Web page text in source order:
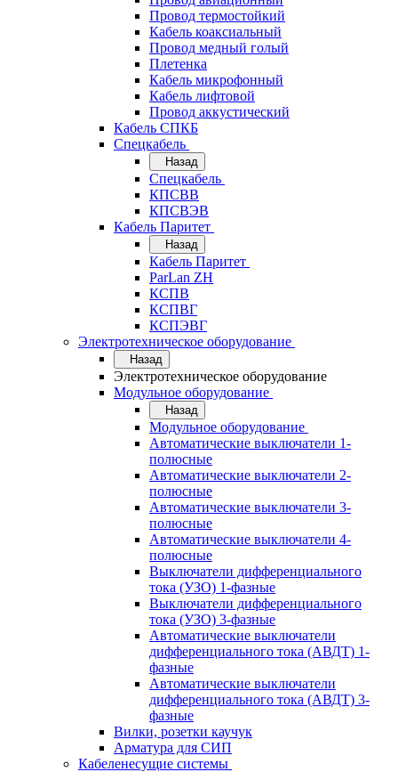
Провод термостойкий
Кабель коаксиальный
Провод медный голый
Плетенка
Кабель микрофонный
Кабель лифтовой
Провод аккустический
Кабель СПКБ
Спецкабель
Назад
Спецкабель
КПСВВ
КПСВЭВ
Кабель Паритет
Назад
Кабель Паритет
ParLan ZH
КСПВ
КСПВГ
КСПЭВГ
Электротехническое оборудование
Назад
Электротехническое оборудование
Модульное оборудование
Назад
Модульное оборудование
Автоматические выключатели 1-
полюсные
Автоматические выключатели 2-
полюсные
Автоматические выключатели 3-
полюсные
Автоматические выключатели 4-
полюсные
Выключатели дифференциального
тока (УЗО) 1-фазные
Выключатели дифференциального
тока (УЗО) 3-фазные
Автоматические выключатели
дифференциального тока (АВДТ) 1-
фазные
Автоматические выключатели
дифференциального тока (АВДТ) 3-
фазные
Вилки, розетки каучук
Арматура для СИП
Кабеленесущие системы